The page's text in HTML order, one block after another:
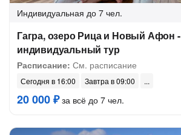
Индивидуальная до 7 чел.
Гагра, озеро Рица и Новый Афон -
индивидуальный тур
Расписание: См. расписание
Сегодня в 16:00 Завтра в 09:00
20 000 ₽за всё до 7 чел.